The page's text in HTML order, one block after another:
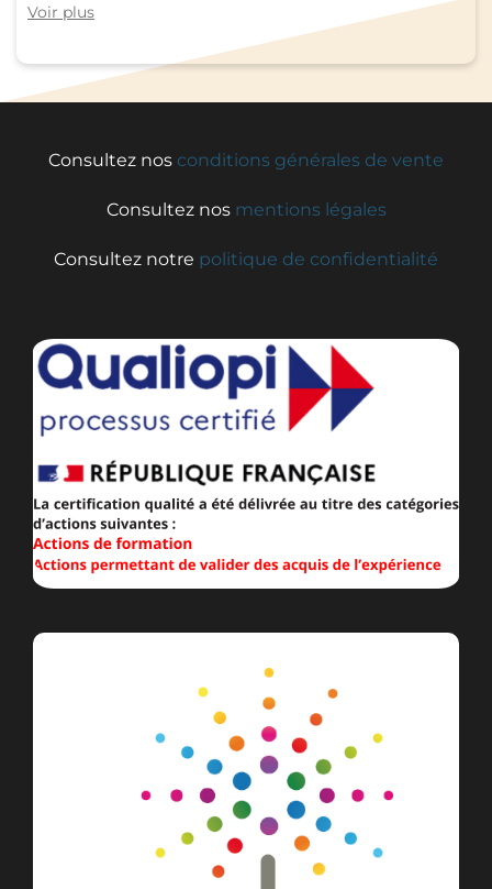
Voir plus
Consultez nos conditions générales de vente
Consultez nos mentions légales
Consultez notre politique de confidentialité